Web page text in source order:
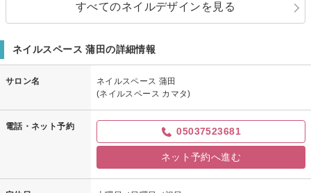
すべてのネイルデザインを見る
ネイルスペース 蒲田の詳細情報
サロン名
ネイルスペース 蒲田
(ネイルスペース カマタ)
電話・ネット予約 05037523681
ネット予約へ進む